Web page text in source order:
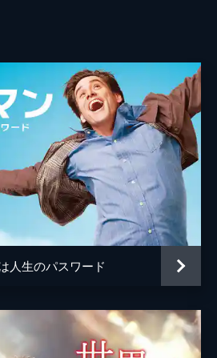
キャリー・ヘルナンデス
トム・エヴェレット・スコット
ミーガン・フェイ
デイモン・ガプトン
ジョシュ・ペンス
トレヴァー・リサウアー
デイミアン・チャゼル
ジャスティン・ハーウィッツ
人生のパスワード